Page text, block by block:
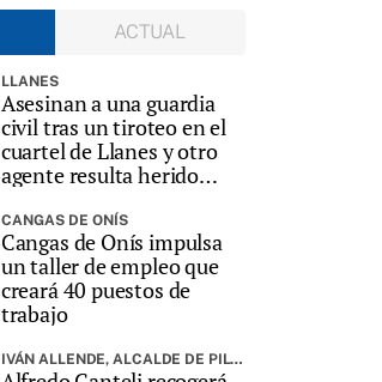
ACTUAL
LLANES
Asesinan a una guardia
civil tras un tiroteo en el
cuartel de Llanes y otro
agente resulta herido
CANGAS DE ONÍS
Cangas de Onís impulsa
un taller de empleo que
creará 40 puestos de
trabajo
IVÁN ALLENDE, ALCALDE DE PILOÑA, PREGONARÁ LA FIESTA